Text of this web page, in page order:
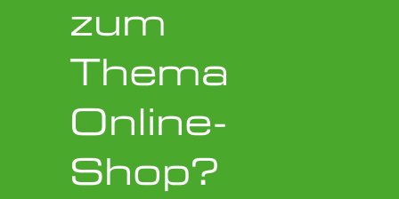
zum
Thema
Online-
Shop?